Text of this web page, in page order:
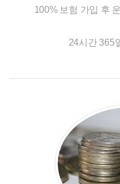
100% 보험 가입 후
24시간 365